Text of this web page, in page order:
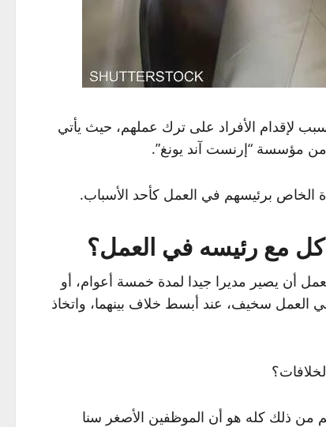
لإقدام الأفراد على ترك عملهم، حيث يأتي
مؤسسة “إرنست آند يونغ”.
مع رئيسه في العمل؟
أن يصير مديرا جيدا لمدة خمسة أعوام، أو
العمل سخيف، عند أبسط خلاف بينهما، واتخاذ
من ذلك كله هو أن الموظفين الأصغر سنا